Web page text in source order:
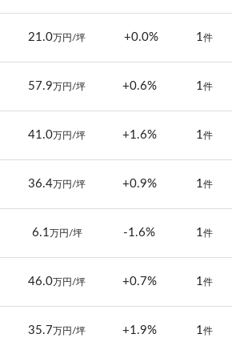
21.0 万円/坪 +0.0% 1件
57.9 万円/坪 +0.6% 1件
41.0 万円/坪 +1.6% 1件
36.4 万円/坪 +0.9% 1件
6.1 万円/坪 -1.6% 1件
46.0 万円/坪 +0.7% 1件
35.7 万円/坪 +1.9% 1件